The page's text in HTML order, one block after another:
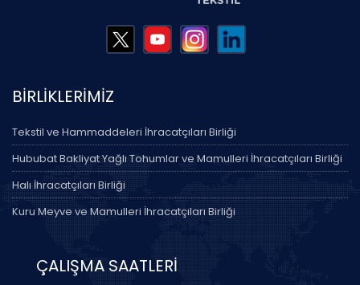
BİRLİKLERİMİZ
Tekstil ve Hammaddeleri İhracatçıları Birliği
Hububat Bakliyat Yağlı Tohumlar ve Mamulleri İhracatçıları Birliği
Halı İhracatçıları Birliği
Kuru Meyve ve Mamulleri İhracatçıları Birliği
ÇALIŞMA SAATLERİ